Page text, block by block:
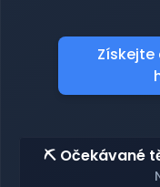
⛏️ Očekávané